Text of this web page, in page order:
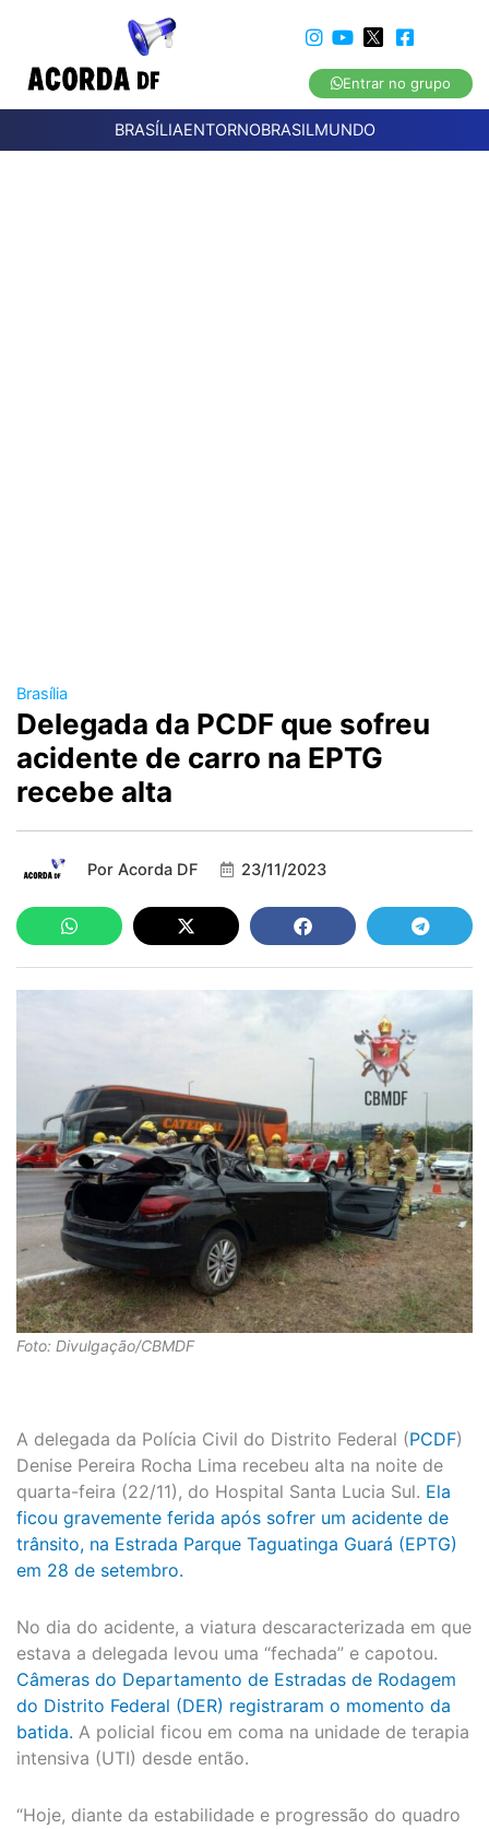
Entrar no grupo
BRASÍLIAENTORNOBRASILMUNDO
Brasília
Delegada da PCDF que sofreu
acidente de carro na EPTG
recebe alta
Por Acorda DF 23/11/2023
Foto: Divulgação/CBMDF
A delegada da Polícia Civil do Distrito Federal (PCDF)
Denise Pereira Rocha Lima recebeu alta na noite de
quarta-feira (22/11), do Hospital Santa Lucia Sul. Ela
ficou gravemente ferida após sofrer um acidente de
trânsito, na Estrada Parque Taguatinga Guará (EPTG)
em 28 de setembro.
No dia do acidente, a viatura descaracterizada em que
estava a delegada levou uma “fechada” e capotou.
Câmeras do Departamento de Estradas de Rodagem
do Distrito Federal (DER) registraram o momento da
batida. A policial ficou em coma na unidade de terapia
intensiva (UTI) desde então.
“Hoje, diante da estabilidade e progressão do quadro